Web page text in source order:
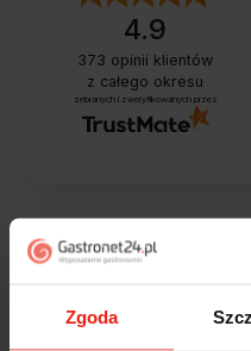
Zgoda
4.9
373 opinii klientów
z całego okresu
zebranych i zweryfikowanych przez
Jak zbieramy opinie?